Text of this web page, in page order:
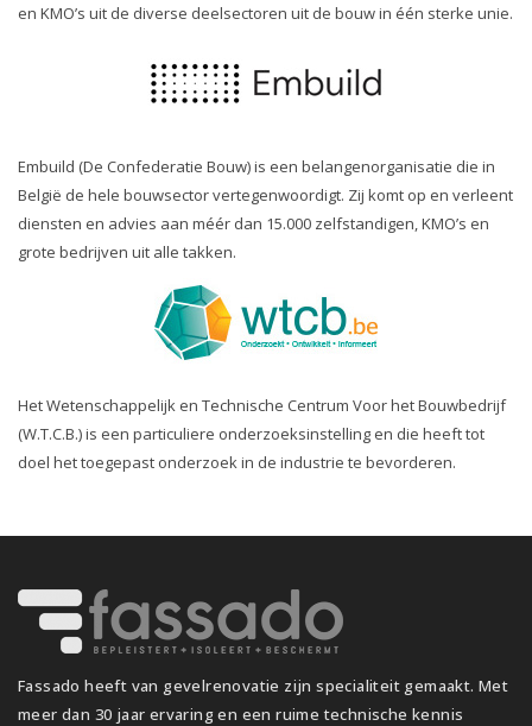
en KMO’s uit de diverse deelsectoren uit de bouw in één sterke unie.
Embuild (De Confederatie Bouw) is een belangenorganisatie die in
België de hele bouwsector vertegenwoordigt. Zij komt op en verleent
diensten en advies aan méér dan 15.000 zelfstandigen, KMO’s en
grote bedrijven uit alle takken.
Het Wetenschappelijk en Technische Centrum Voor het Bouwbedrijf
(W.T.C.B.) is een particuliere onderzoeksinstelling en die heeft tot
doel het toegepast onderzoek in de industrie te bevorderen.
Fassado heeft van gevelrenovatie zijn specialiteit gemaakt. Met
meer dan 30 jaar ervaring en een ruime technische kennis